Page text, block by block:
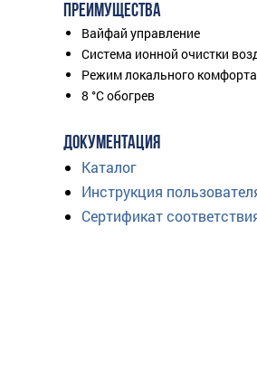
ПРЕИМУЩЕСТВА
Вайфай управление
Система ионной очистки
Режим локального комфорта
8 °С обогрев
ДОКУМЕНТАЦИЯ
Каталог
Инструкция
Сертификат